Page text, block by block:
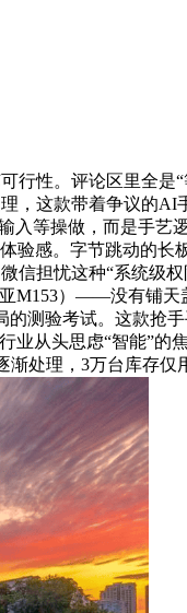
。评论区里全是“
，这款带着争议的
等操做，而是手
验感。字节跳动的
担忧这种“系统级
M153）——没有铺
测验考试。这款抢
业从头思虑“智能”
处理，3万台库存